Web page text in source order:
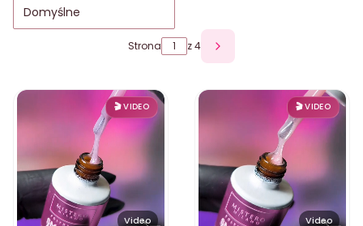
Domyślne
Strona z 4 Następne produkty
Video Video